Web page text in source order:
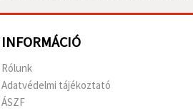
INFORMÁCIÓ
Rólunk
Adatvédelmi tájékoztató
ÁSZF